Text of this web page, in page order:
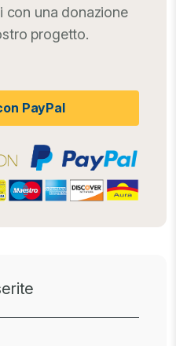
con una donazione
progetto.
PayPal